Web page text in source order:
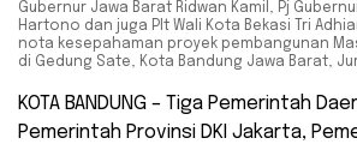
Gubernur Jawa Barat Ridwan Kamil, Pj
Hartono dan juga Plt Wali Kota Bekasi Tri
nota kesepahaman proyek pembangunan
di Gedung Sate, Kota Bandung Jawa Barat,
KOTA BANDUNG – Tiga Pemerintah
Pemerintah Provinsi DKI Jakarta,